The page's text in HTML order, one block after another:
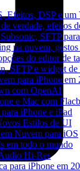
DSP e
verdade, efeitos
SFTP
na nuvem,
do editor de
SFTP e widget de
para iPhone em
com OpenAI
e Mac com
iPhone e iPad
Estilos de UI
Nuvem para iOS
em todo o mundo
Hi-Res
para iPhone em